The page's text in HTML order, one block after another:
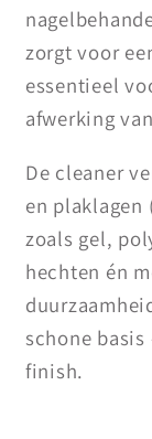
zorgt voor
essentieel
afwerking
De cleaner
en
zoals gel,
hechten én
schone
finish.